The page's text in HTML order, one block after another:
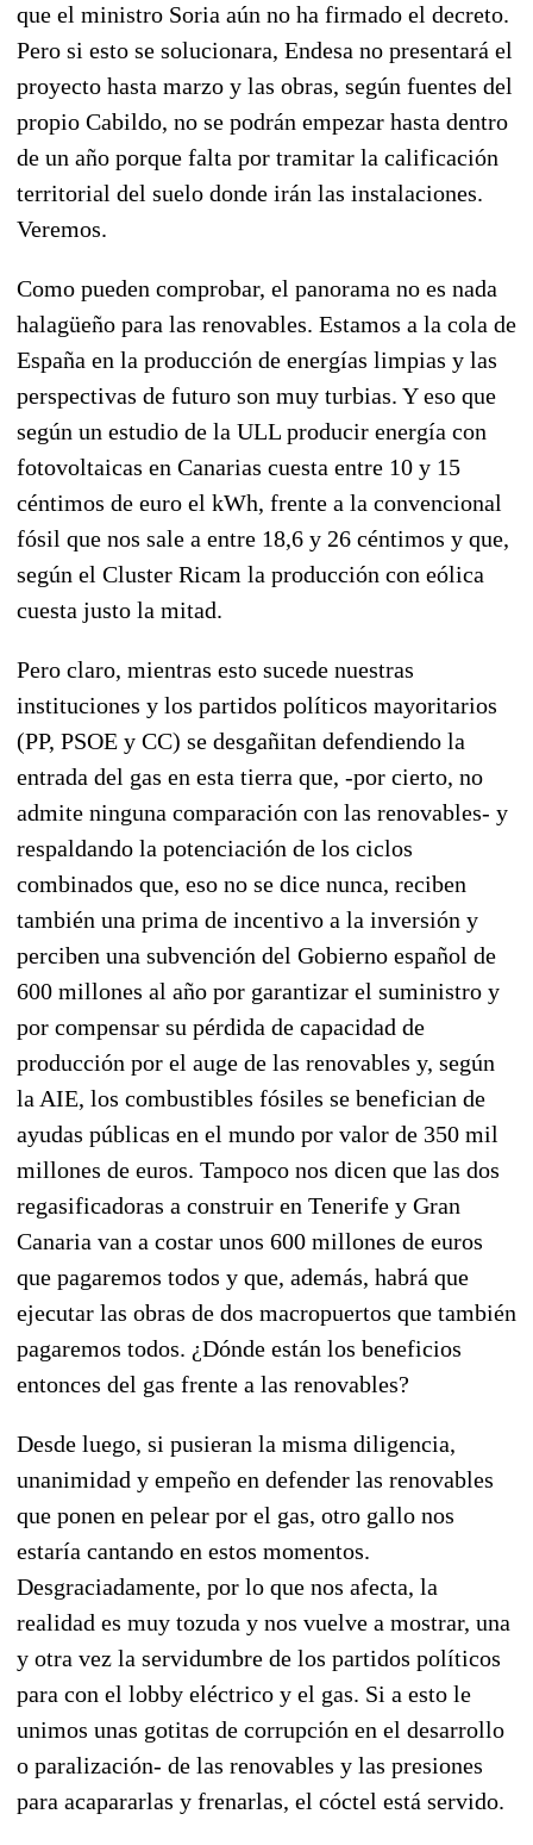
que el ministro Soria aún no ha firmado el decreto.
Pero si esto se solucionara, Endesa no presentará el
proyecto hasta marzo y las obras, según fuentes del
propio Cabildo, no se podrán empezar hasta dentro
de un año porque falta por tramitar la calificación
territorial del suelo donde irán las instalaciones.
Veremos.
Como pueden comprobar, el panorama no es nada
halagüeño para las renovables. Estamos a la cola de
España en la producción de energías limpias y las
perspectivas de futuro son muy turbias. Y eso que
según un estudio de la ULL producir energía con
fotovoltaicas en Canarias cuesta entre 10 y 15
céntimos de euro el kWh, frente a la convencional
fósil que nos sale a entre 18,6 y 26 céntimos y que,
según el Cluster Ricam la producción con eólica
cuesta justo la mitad.
Pero claro, mientras esto sucede nuestras
instituciones y los partidos políticos mayoritarios
(PP, PSOE y CC) se desgañitan defendiendo la
entrada del gas en esta tierra que, -por cierto, no
admite ninguna comparación con las renovables- y
respaldando la potenciación de los ciclos
combinados que, eso no se dice nunca, reciben
también una prima de incentivo a la inversión y
perciben una subvención del Gobierno español de
600 millones al año por garantizar el suministro y
por compensar su pérdida de capacidad de
producción por el auge de las renovables y, según
la AIE, los combustibles fósiles se benefician de
ayudas públicas en el mundo por valor de 350 mil
millones de euros. Tampoco nos dicen que las dos
regasificadoras a construir en Tenerife y Gran
Canaria van a costar unos 600 millones de euros
que pagaremos todos y que, además, habrá que
ejecutar las obras de dos macropuertos que también
pagaremos todos. ¿Dónde están los beneficios
entonces del gas frente a las renovables?
Desde luego, si pusieran la misma diligencia,
unanimidad y empeño en defender las renovables
que ponen en pelear por el gas, otro gallo nos
estaría cantando en estos momentos.
Desgraciadamente, por lo que nos afecta, la
realidad es muy tozuda y nos vuelve a mostrar, una
y otra vez la servidumbre de los partidos políticos
para con el lobby eléctrico y el gas. Si a esto le
unimos unas gotitas de corrupción en el desarrollo
o paralización- de las renovables y las presiones
para acapararlas y frenarlas, el cóctel está servido.